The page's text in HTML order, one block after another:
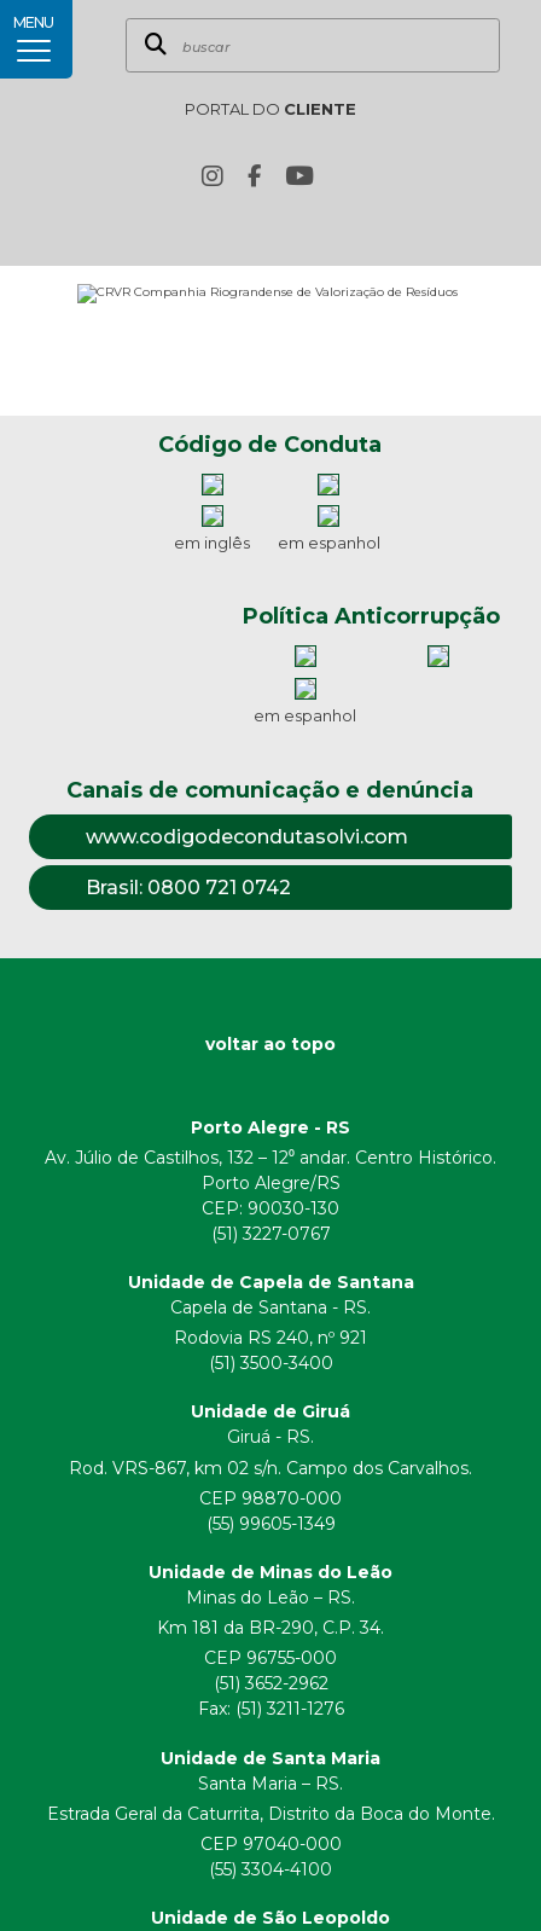
PORTAL DO CLIENTE
MENU
Código de Conduta
em inglês em espanhol
Política Anticorrupção
em espanhol
Canais de comunicação e denúncia
www.codigodecondutasolvi.com
Brasil: 0800 721 0742
voltar ao topo
Porto Alegre - RS
Av. Júlio de Castilhos, 132 – 12⁰ andar. Centro Histórico.
Porto Alegre/RS
CEP: 90030-130
(51) 3227-0767
Unidade de Capela de Santana
Capela de Santana - RS.
Rodovia RS 240, nº 921
(51) 3500-3400
Unidade de Giruá
Giruá - RS.
Rod. VRS-867, km 02 s/n. Campo dos Carvalhos.
CEP 98870-000
(55) 99605-1349
Unidade de Minas do Leão
Minas do Leão – RS.
Km 181 da BR-290, C.P. 34.
CEP 96755-000
(51) 3652-2962
Fax: (51) 3211-1276
Unidade de Santa Maria
Santa Maria – RS.
Estrada Geral da Caturrita, Distrito da Boca do Monte.
CEP 97040-000
(55) 3304-4100
Unidade de São Leopoldo